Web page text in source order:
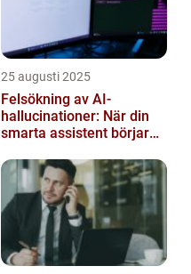
25 augusti 2025
Felsökning av AI-
hallucinationer: När din
smarta assistent börjar